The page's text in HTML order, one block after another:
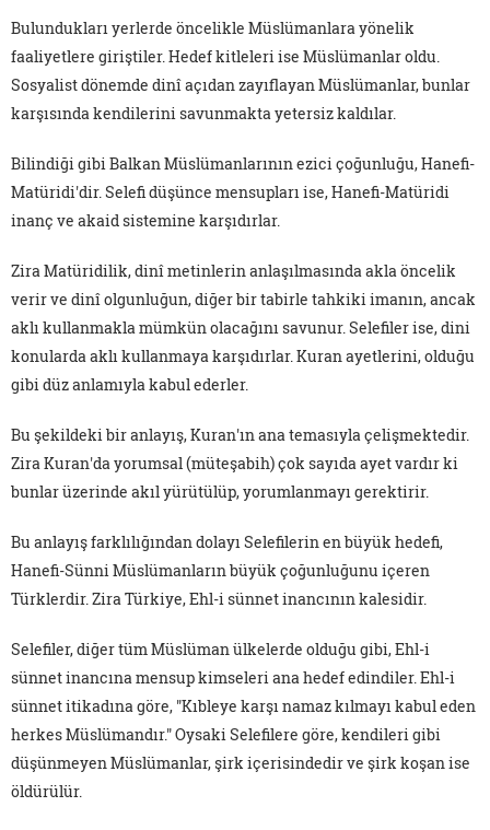
Bulundukları yerlerde öncelikle Müslümanlara yönelik
faaliyetlere giriştiler. Hedef kitleleri ise Müslümanlar oldu.
Sosyalist dönemde dinî açıdan zayıflayan Müslümanlar, bunlar
karşısında kendilerini savunmakta yetersiz kaldılar.
Bilindiği gibi Balkan Müslümanlarının ezici çoğunluğu, Hanefi-
Matüridi'dir. Selefi düşünce mensupları ise, Hanefi-Matüridi
inanç ve akaid sistemine karşıdırlar.
Zira Matüridilik, dinî metinlerin anlaşılmasında akla öncelik
verir ve dinî olgunluğun, diğer bir tabirle tahkiki imanın, ancak
aklı kullanmakla mümkün olacağını savunur. Selefiler ise, dini
konularda aklı kullanmaya karşıdırlar. Kuran ayetlerini, olduğu
gibi düz anlamıyla kabul ederler.
Bu şekildeki bir anlayış, Kuran'ın ana temasıyla çelişmektedir.
Zira Kuran'da yorumsal (müteşabih) çok sayıda ayet vardır ki
bunlar üzerinde akıl yürütülüp, yorumlanmayı gerektirir.
Bu anlayış farklılığından dolayı Selefilerin en büyük hedefi,
Hanefi-Sünni Müslümanların büyük çoğunluğunu içeren
Türklerdir. Zira Türkiye, Ehl-i sünnet inancının kalesidir.
Selefiler, diğer tüm Müslüman ülkelerde olduğu gibi, Ehl-i
sünnet inancına mensup kimseleri ana hedef edindiler. Ehl-i
sünnet itikadına göre, "Kıbleye karşı namaz kılmayı kabul eden
herkes Müslümandır." Oysaki Selefilere göre, kendileri gibi
düşünmeyen Müslümanlar, şirk içerisindedir ve şirk koşan ise
öldürülür.